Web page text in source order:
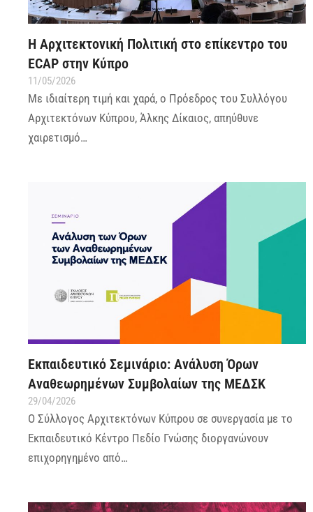
Η Αρχιτεκτονική Πολιτική στο επίκεντρο του
ECAP στην Κύπρο
11/05/2026
Με ιδιαίτερη τιμή και χαρά, ο Πρόεδρος του Συλλόγου
Αρχιτεκτόνων Κύπρου, Άλκης Δίκαιος, απηύθυνε
χαιρετισμό…
Εκπαιδευτικό Σεμινάριο: Ανάλυση Όρων
Αναθεωρημένων Συμβολαίων της ΜΕΔΣΚ
29/04/2026
Ο Σύλλογος Αρχιτεκτόνων Κύπρου σε συνεργασία με το
Εκπαιδευτικό Κέντρο Πεδίο Γνώσης διοργανώνουν
επιχορηγημένο από…